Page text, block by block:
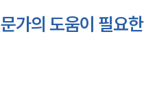
가의 도움이 필요